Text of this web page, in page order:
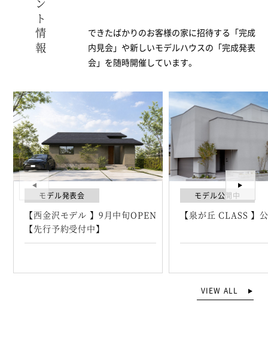
できたばかりのお客様の家に招待する「完成
内見会」や新しいモデルハウスの「完成発表
会」を随時開催しています。
モデル発表会
【西金沢モデル 】9月中旬OPEN
【先行予約受付中】
モデル公開中
【泉が丘 CLASS 】
VIEW ALL